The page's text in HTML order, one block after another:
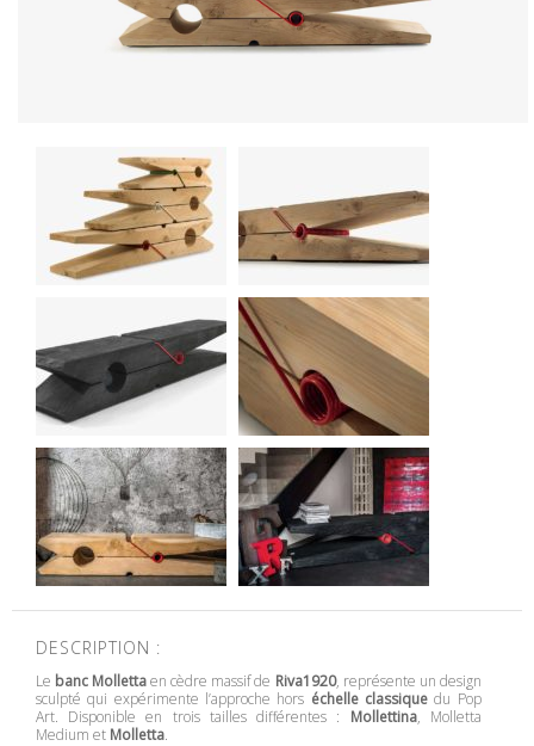
DESCRIPTION :
Le banc Mollettaen cèdre massif de Riva1920, représente un design
sculpté qui expérimente l’approche hors échelle classique du Pop
Art. Disponible en trois tailles différentes : Mollettina, Molletta
Medium et Molletta.